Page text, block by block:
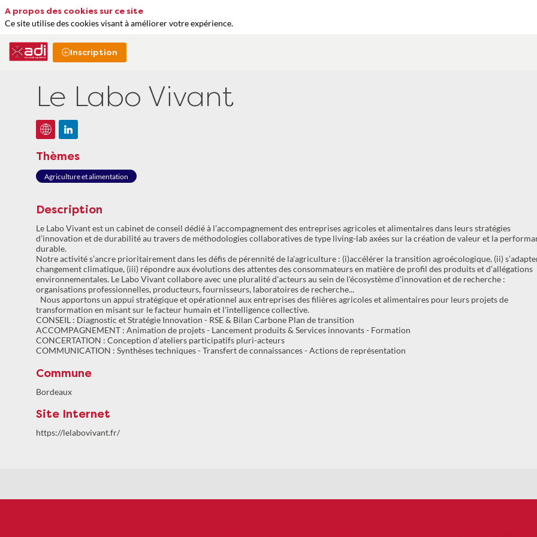
Inscription
Le Labo Vivant
Thèmes
Agriculture et alimentation
Description
Le Labo Vivant est un cabinet de conseil dédié à l’accompagnement des entreprises agricoles et alimentaires dans leurs stratégies
d’innovation et de durabilité au travers de méthodologies collaboratives de type living-lab axées sur la création de valeur et la
durable.
Notre activité s’ancre prioritairement dans les défis de pérennité de la'agriculture : (i)accélérer la transition agroécologique, (ii)
changement climatique, (iii) répondre aux évolutions des attentes des consommateurs en matière de profil des produits et d’allégations
environnementales. Le Labo Vivant collabore avec une pluralité d'acteurs au sein de l'écosystème d'innovation et de recherche :
organisations professionnelles, producteurs, fournisseurs, laboratoires de recherche...
Nous apportons un appui stratégique et opérationnel aux entreprises des filières agricoles et alimentaires pour leurs projets de
transformation en misant sur le facteur humain et l'intelligence collective.
CONSEIL : Diagnostic et Stratégie Innovation - RSE & Bilan Carbone Plan de transition
ACCOMPAGNEMENT : Animation de projets - Lancement produits & Services innovants - Formation
CONCERTATION : Conception d’ateliers participatifs pluri-acteurs
COMMUNICATION : Synthèses techniques - Transfert de connaissances - Actions de représentation
Commune
Bordeaux
Site Internet
https://lelabovivant.fr/
A propos des cookies sur ce site
Ce site utilise des cookies visant à améliorer votre expérience.